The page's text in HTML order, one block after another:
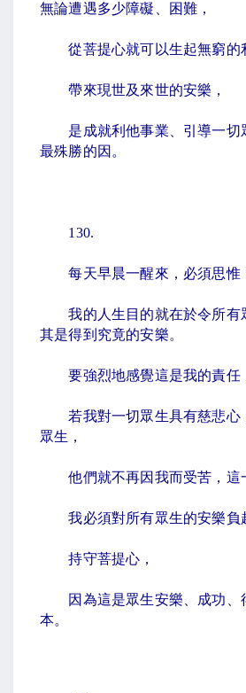
無論遭遇多少障礙、困難，
從菩提心就可以生起無窮的
帶來現世及來世的安樂，
是成就利他事業、引導一切
最殊勝的因。
130.
每天早晨一醒來，必須思惟
我的人生目的就在於令所有
其是得到究竟的安樂。
要強烈地感覺這是我的責任
若我對一切眾生具有慈悲心
眾生，
他們就不再因我而受苦，這
我必須對所有眾生的安樂負
持守菩提心，
因為這是眾生安樂、成功、
本。